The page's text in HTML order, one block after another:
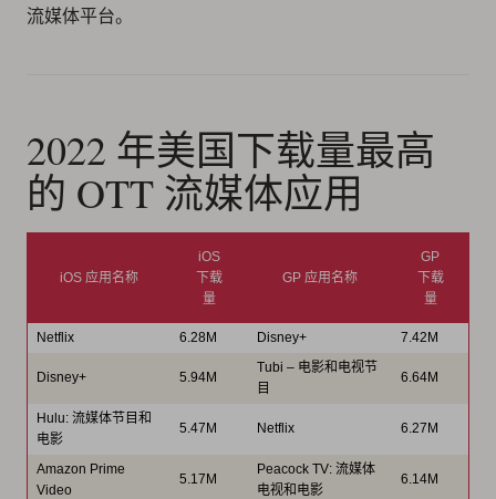
流媒体平台。
2022 年美国下载量最高
的 OTT 流媒体应用
iOS 应用名称
iOS
下载
量
GP 应用名称
GP
下载
量
Netflix 6.28M Disney+ 7.42M
Disney+ 5.94M
Tubi – 电影和电视节
目
6.64M
Hulu: 流媒体节目和
电影
5.47M Netflix 6.27M
Amazon Prime
Video
5.17M
Peacock TV: 流媒体
电视和电影
6.14M